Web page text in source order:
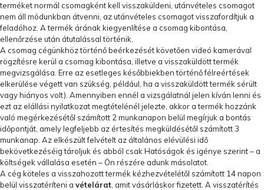
terméket normál csomagként kell visszaküldeni, utánvételes csomagot
nem áll módunkban átvenni, az utánvételes csomagot visszafordítjuk a
feladóhoz. A termék árának kiegyenlítése a csomag kibontása,
ellenőrzése után átutalással történik.
A csomag cégünkhöz történő beérkezését követően videó kamerával
rögzítésre kerül a csomag kibontása, illetve a visszaküldött termék
megvizsgálása. Erre az esetleges későbbiekben történő félreértések
elkerülése végett van szükség, például, ha a visszaküldött termék sérült
vagy hiányos volt). Amennyiben ennél a vizsgálatnál jelen kíván lenni és
ezt az elállási nyilatkozat megtételénél jelezte, akkor a termék hozzánk
való megérkezésétől számított 2 munkanapon belül megírjuk a bontás
időpontját, amely legfeljebb az értesítés megküldésétől számított 3
munkanap. Az elkészült felvételt az általános elévülési idő
bekövetkezéséig tároljuk és abból csak Hatóságok és igénye szerint – a
költségek vállalása esetén – Ön részére adunk másolatot.
A cég köteles a visszahozott termék kézhezvételétől számított 14 napon
belül visszatéríteni a vételárat , amit vásárláskor fizetett. A visszatérítés